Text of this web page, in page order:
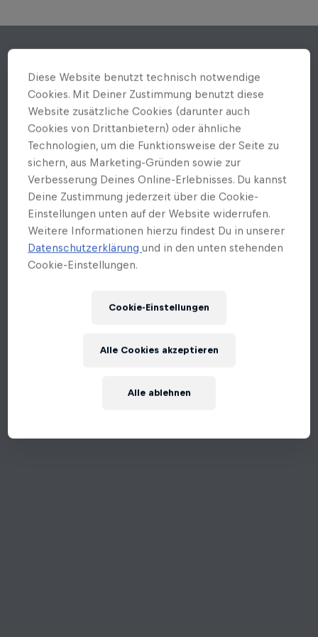
Diese Website benutzt technisch notwendige
Cookies. Mit Deiner Zustimmung benutzt diese
Website zusätzliche Cookies (darunter auch
Cookies von Drittanbietern) oder ähnliche
Technologien, um die Funktionsweise der Seite zu
sichern, aus Marketing-Gründen sowie zur
Verbesserung Deines Online-Erlebnisses. Du kannst
Deine Zustimmung jederzeit über die Cookie-
Einstellungen unten auf der Website widerrufen.
Weitere Informationen hierzu findest Du in unserer
Datenschutzerklärungund in den unten stehenden
Cookie-Einstellungen.
Cookie-Einstellungen
Alle ablehnen
Alle Cookies akzeptieren